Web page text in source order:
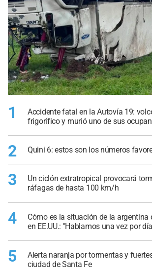
1
Accidente fatal en la Autovía 19:
frigorífico y murió uno de sus
2 Quini 6: estos son los números
3
Un ciclón extratropical provocará
ráfagas de hasta 100 km/h
4
Cómo es la situación de la argentina
en EE.UU.: "Hablamos una vez por
5
Alerta naranja por tormentas y
ciudad de Santa Fe